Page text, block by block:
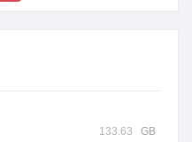
133.63 GB